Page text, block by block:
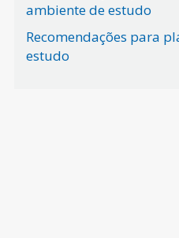
ambiente de estudo
Recomendações para
estudo